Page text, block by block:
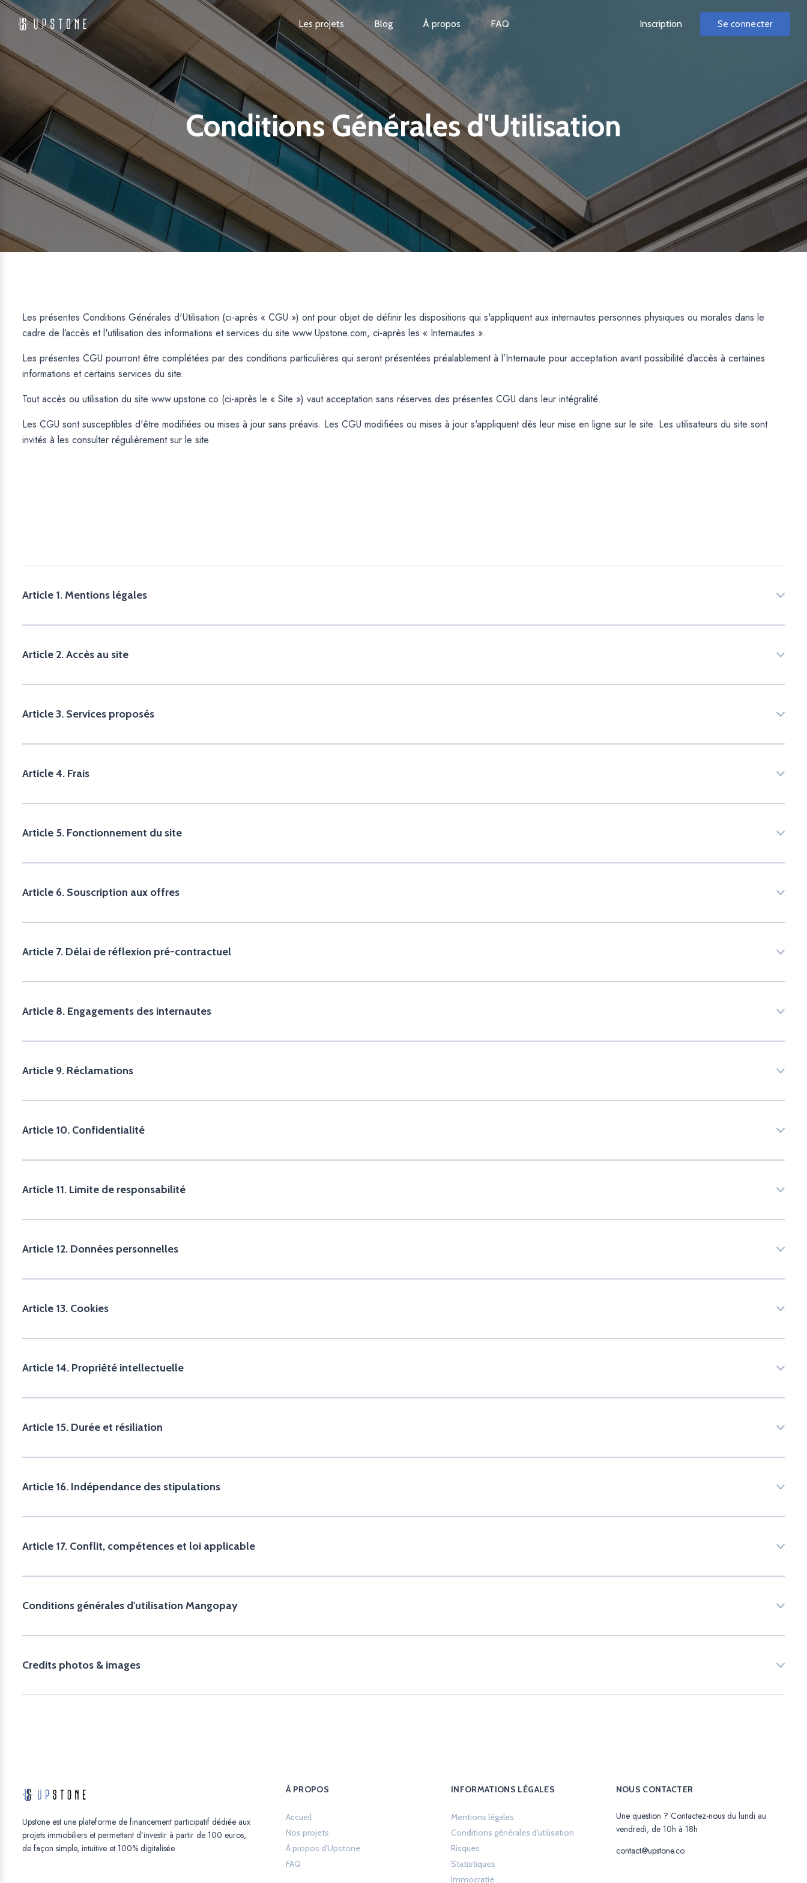
Les projets Blog À propos FAQ Inscription Se connecter
Conditions Générales d'Utilisation
Les présentes Conditions Générales d'Utilisation (ci-après « CGU ») ont pour objet de définir les dispositions qui s'appliquent aux internautes personnes physiques ou morales dans le
cadre de l’accès et l'utilisation des informations et services du site www.Upstone.com, ci-après les « Internautes ».
Les présentes CGU pourront être complétées par des conditions particulières qui seront présentées préalablement à l’Internaute pour acceptation avant possibilité d’accès à certaines
informations et certains services du site.
Tout accès ou utilisation du site www.upstone.co (ci-après le « Site ») vaut acceptation sans réserves des présentes CGU dans leur intégralité.
Les CGU sont susceptibles d'être modifiées ou mises à jour sans préavis. Les CGU modifiées ou mises à jour s'appliquent dès leur mise en ligne sur le site. Les utilisateurs du site sont
invités à les consulter régulièrement sur le site.
Article 1. Mentions légales
Article 2. Accès au site
Article 3. Services proposés
Article 4. Frais
Article 5. Fonctionnement du site
Article 6. Souscription aux offres
Article 7. Délai de réflexion pré-contractuel
Article 8. Engagements des internautes
Article 9. Réclamations
Article 10. Confidentialité
Article 11. Limite de responsabilité
Article 12. Données personnelles
Article 13. Cookies
Article 14. Propriété intellectuelle
Article 15. Durée et résiliation
Article 16. Indépendance des stipulations
Article 17. Conflit, compétences et loi applicable
Conditions générales d'utilisation Mangopay
Credits photos & images
Upstone est une plateforme de financement participatif dédiée aux
projets immobiliers et permettant d’investir à partir de 100 euros,
de façon simple, intuitive et 100% digitalisée.
À PROPOS
Accueil
Nos projets
À propos d'Upstone
FAQ
INFORMATIONS LÉGALES
Mentions légales
Conditions générales d'utilisation Opens in a new tab.
Risques
Statistiques
ImmocratieOpens in a new tab.
NOUS CONTACTER
Une question ? Contactez-nous du lundi au
vendredi, de 10h à 18h
contact@upstone.co